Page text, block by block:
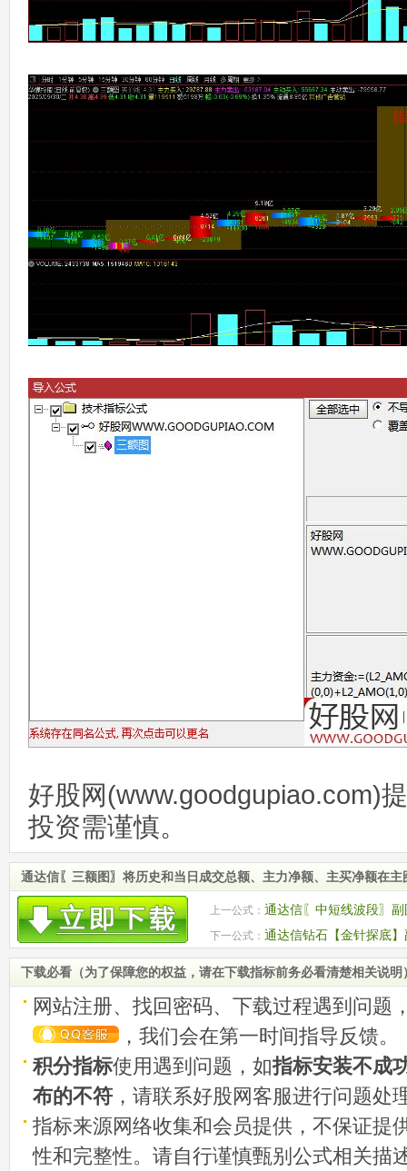
好股网(www.goodgupiao.com)
投资需谨慎。
通达信〖三额图〗将历史和当日成交总额、主力净额、主买净额在
上一公式： 通达信〖中短线波段〗
稳抓波段 源码
下一公式： 通达信钻石【金针探底
来 源码
下载必看（为了保障您的权益，请在下载指标前务必看清楚相关说明
网站注册、找回密码、下载过程遇到问题
，我们会在第一时间指导反馈。
积分指标使用遇到问题，如指标安装不成
布的不符 ，请联系好股网客服进行问题处
指标来源网络收集和会员提供，不保证提
性和完整性。请自行谨慎甄别公式相关描